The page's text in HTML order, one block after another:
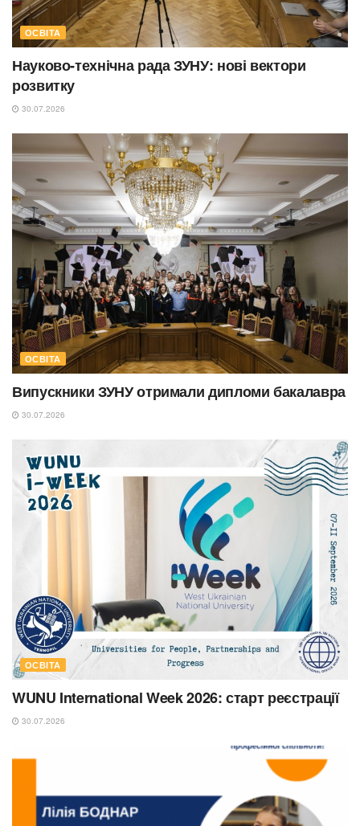
ОСВІТА
Науково-технічна рада ЗУНУ: нові вектори
розвитку
30.07.2026
ОСВІТА
Випускники ЗУНУ отримали дипломи бакалавра
30.07.2026
ОСВІТА
WUNU International Week 2026: старт реєстрації
30.07.2026